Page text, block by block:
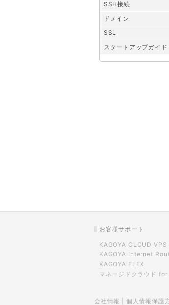
SSH接続
ドメイン
SSL
スタートアップガイド
お客様サポート
KAGOYA CLOUD VPS
KAGOYA Internet
KAGOYA FLEX
マネージドクラウド for
会社情報 個人情報保護